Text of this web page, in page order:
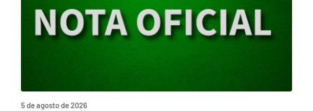
5 de agosto de 2026